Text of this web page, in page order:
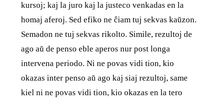
kursoj; kaj la juro kaj la justeco venkadas en la
homaj aferoj. Sed efiko ne ĉiam tuj sekvas kaŭzon.
Semadon ne tuj sekvas rikolto. Simile, rezultoj de
ago aŭ de penso eble aperos nur post longa
intervena periodo. Ni ne povas vidi tion, kio
okazas inter penso aŭ ago kaj siaj rezultoj, same
kiel ni ne povas vidi tion, kio okazas en la tero